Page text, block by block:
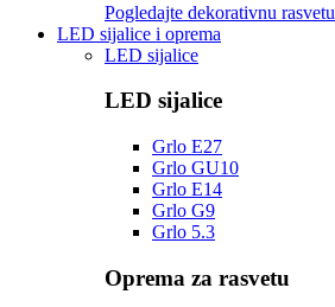
Pogledajte dekorativnu
LED sijalice i oprema
LED sijalice
LED sijalice
Grlo E27
Grlo GU10
Grlo E14
Grlo G9
Grlo 5.3
Oprema za rasvetu